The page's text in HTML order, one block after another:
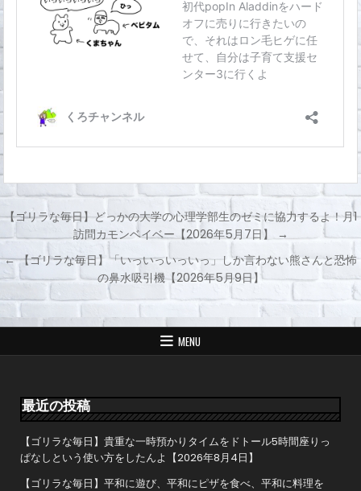
投
稿
ナ
ビ
ー
ョ
【ゴリラな毎日】どっかの大学の心理学部生のゼミに協力するよ！月1
訪問カモンベイベー【2026年5月7日】 →
← 【ゴリラな毎日】「いっいっいっいっ」しか言わない熊さんと恐怖
の鼻水吸引機【2026年5月9日】
MENU
最近の投稿
【ゴリラな毎日】貴重な一時預かりタイムをドトール5時間座りっ
ぱなしという使い方をしたんよ【2026年8月4日】
【ゴリラな毎日】平和に遊び、平和にピザを食べ、平和に料理を